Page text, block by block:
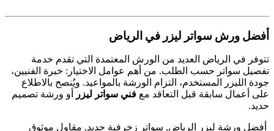
أفضل ورش سواتر ليزر في الرياض
تتوفر في الرياض العديد من الورش المعتمدة التي تقدم خدمة
تفصيل سواتر حسب الطلب. من أهم عوامل الاختيار: خبرة الفنيين،
جودة الليزر المستخدم، التزام الورشة بالمواعيد. ويُنصح بالاطلاع
على أعمال سابقة قبل التعاقد مع فني سواتر ليزر
أو ورشة تصميم
حديد.
أفضل ورشة ليزر الرياض, سواتر زخرفية حديد, مقاول موثوق